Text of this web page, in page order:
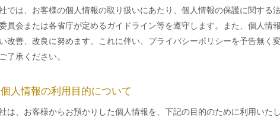
では、お客様の個人情報の取り扱いにあたり、個人情報の保護に関する
員会または各省庁が定めるガイドライン等を遵守します。また、個人情
改善、改良に努めます。これに伴い、プライバシーポリシーを予告無く
了承ください。
人情報の利用目的について
は、お客様からお預かりした個人情報を、下記の目的のために利用いたし